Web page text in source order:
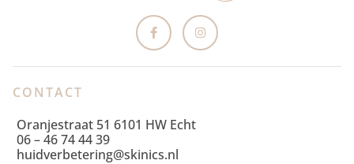
CONTACT
Oranjestraat 51 6101 HW Echt
06 – 46 74 44 39
huidverbetering@skinics.nl